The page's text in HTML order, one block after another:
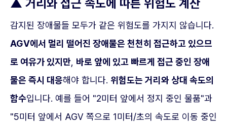
▲ 거리와 접근 속도에 따른 위험도 계산
감지된 장애물들 모두가 같은 위험도를 가지지 않습니다.
AGV에서 멀리 떨어진 장애물은 천천히 접근하고 있으므
로 여유가 있지만 바로 앞에 있고 빠르게 접근 중인 장애
물은 즉시 대응해야 합니다. 위험도는 거리와 상대 속도의
함수입니다. 예를 들어 "2미터 앞에서 정지 중인 물품"과
"5미터 앞에서 AGV 쪽으로 1미터/초의 속도로 이동 중인